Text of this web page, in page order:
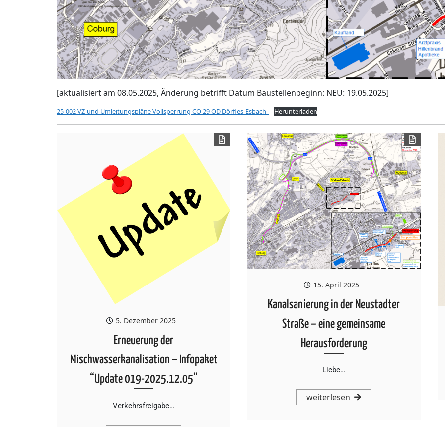
[aktualisiert am 08.05.2025, Änderung betrifft Datum Baustellenbeginn: NEU: 19.05.2025]
25-002 VZ-und Umleitungspläne Vollsperrung CO 29 OD Dörfles-Esbach_ Herunterladen
5. Dezember 2025
Erneuerung der
Mischwasserkanalisation – Infopaket
“Update 019-2025.12.05”
Verkehrsfreigabe…
15. April 2025
Kanalsanierung in der Neustadter
Straße – eine gemeinsame
Herausforderung
Liebe…
weiterlesen